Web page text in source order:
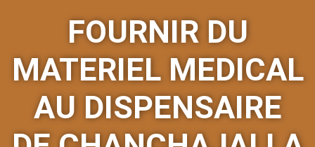
FOURNIR DU
MATERIEL MEDICAL
AU DISPENSAIRE